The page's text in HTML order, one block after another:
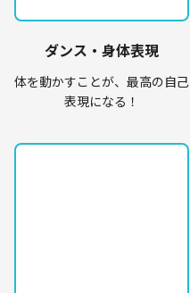
ダンス・身体表現
体を動かすことが、最高の自己
表現になる！